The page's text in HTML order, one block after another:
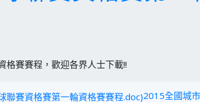
賽賽程，歡迎各界人士下載!!
2015全國城